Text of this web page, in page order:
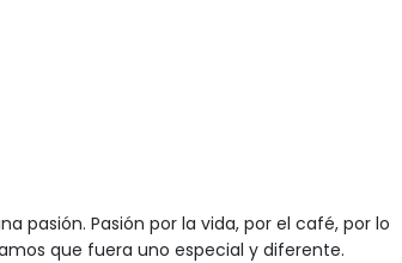
pasión. Pasión por la vida, por el café, por lo
que fuera uno especial y diferente.